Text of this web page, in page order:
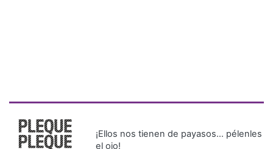
¡Ellos nos tienen de payasos… pélenles
el ojo!